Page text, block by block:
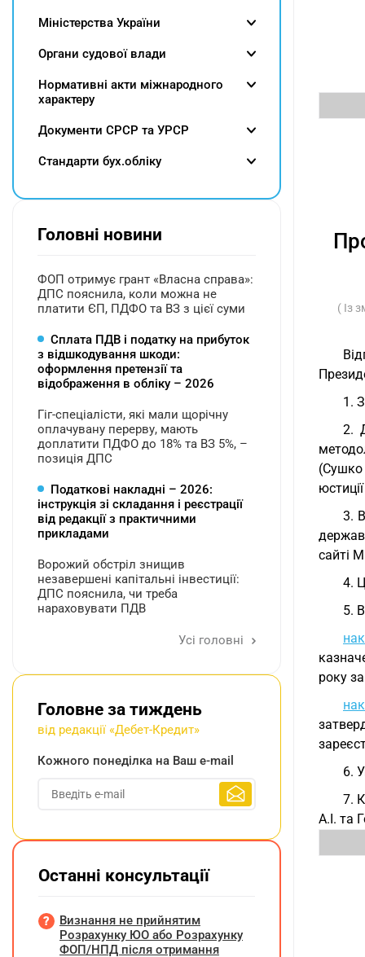
( Із
1.
2.
(Сушко
3.
сайті
4.
5.
року
6.
7.
А.І. та
Міністерства України
Органи судової влади
Нормативні акти міжнародного
характеру
Документи СРСР та УРСР
Cтандарти бух.обліку
Головні новини
ФОП отримує грант «Власна справа»:
ДПС пояснила, коли можна не
платити ЄП, ПДФО та ВЗ з цієї суми
Сплата ПДВ і податку на прибуток
з відшкодування шкоди:
оформлення претензії та
відображення в обліку – 2026
Гіг-спеціалісти, які мали щорічну
оплачувану перерву, мають
доплатити ПДФО до 18% та ВЗ 5%, –
позиція ДПС
Податкові накладні – 2026:
інструкція зі складання і реєстрації
від редакції з практичними
прикладами
Ворожий обстріл знищив
незавершені капітальні інвестиції:
ДПС пояснила, чи треба
нараховувати ПДВ
Усі головні
Головне за тиждень
від редакції «Дебет-Кредит»
Кожного понеділка на Ваш e-mail
Останні консультації
Визнання не прийнятим
Розрахунку ЮО або Розрахунку
ФОП/НПД після отримання